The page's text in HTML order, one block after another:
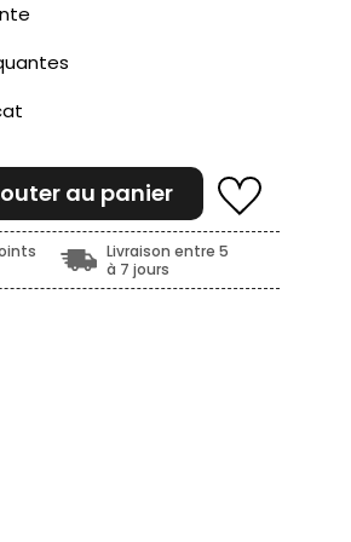
au panier
Livraison entre 5
à 7 jours